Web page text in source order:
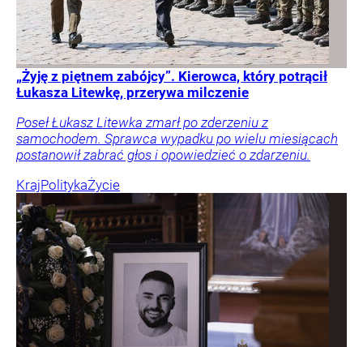
„Żyję z piętnem zabójcy”. Kierowca, który potrącił
Łukasza Litewkę, przerywa milczenie
Poseł Łukasz Litewka zmarł po zderzeniu z
samochodem. Sprawca wypadku po wielu miesiącach
postanowił zabrać głos i opowiedzieć o zdarzeniu.
KrajPolitykaŻycie